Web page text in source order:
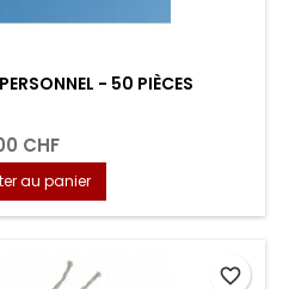
- 50 PIÈCES
CHF
au panier
favorite_border